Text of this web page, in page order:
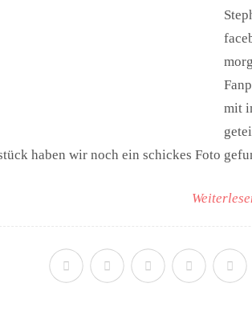
mit
haben wir noch ein schickes Foto